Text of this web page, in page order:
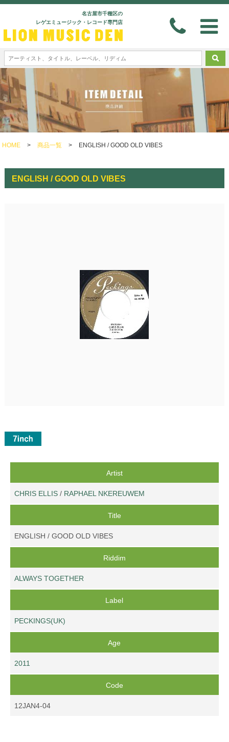
名古屋市千種区の
レゲエミュージック・レコード専門店
HOME > 商品一覧 > ENGLISH / GOOD OLD VIBES
ENGLISH / GOOD OLD VIBES
Artist
CHRIS ELLIS / RAPHAEL NKEREUWEM
Title
ENGLISH / GOOD OLD VIBES
Riddim
ALWAYS TOGETHER
Label
PECKINGS(UK)
Age
2011
Code
12JAN4-04